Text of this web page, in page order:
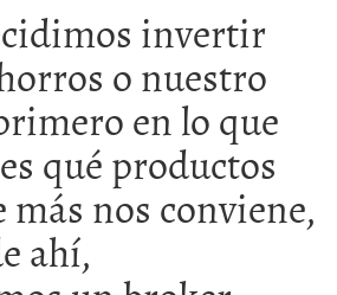
invertir
o nuestro
en lo que
qué productos
más nos conviene,
ahí,